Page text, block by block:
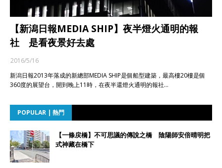
【新潟日報MEDIA SHIP】夜半燈火通明的報
社 是看夜景好去處
2016/5/16
新潟日報2013年落成的新總部MEDIA SHIP是個船型建築，最高樓20樓是個
360度的展望台，開到晚上11時，在夜半還燈火通明的報社…
POPULAR | 熱門
【一條戻橋】不可思議的傳說之橋 陰陽師安倍晴明把
式神藏在橋下